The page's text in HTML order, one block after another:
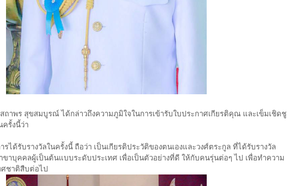
ถาพร สุขสมบูรณ์ ได้กล่าวถึงความภูมิใจในการเข้ารับใบประกาศเกียรติคุณ และเข็มเชิดชู
รั้งนี้ว่า
ได้รับรางวัลในครั้งนี้ ถือว่า เป็นเกียรติประวัติของตนเองและวงศ์ตระกูล ที่ได้รับรางวัล
าบุคคลผู้เป็นต้นแบบระดับประเทศ เพื่อเป็นตัวอย่างที่ดี ให้กับคนรุ่นต่อๆ ไป เพื่อทำความ
ศชาติสืบต่อไป